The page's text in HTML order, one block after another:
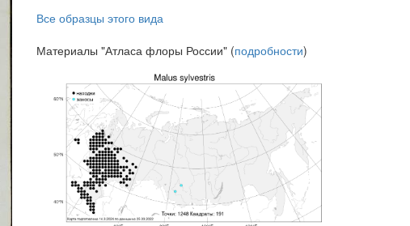
Все образцы этого вида
Материалы "Атласа флоры России" (подробности)